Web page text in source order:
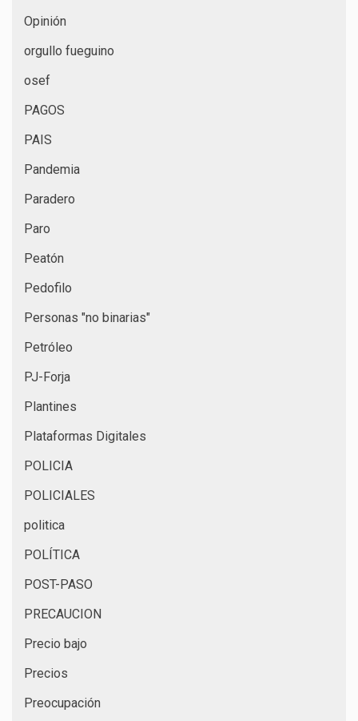
Opinión
orgullo fueguino
osef
PAGOS
PAIS
Pandemia
Paradero
Paro
Peatón
Pedofilo
Personas "no binarias"
Petróleo
PJ-Forja
Plantines
Plataformas Digitales
POLICIA
POLICIALES
politica
POLÍTICA
POST-PASO
PRECAUCION
Precio bajo
Precios
Preocupación